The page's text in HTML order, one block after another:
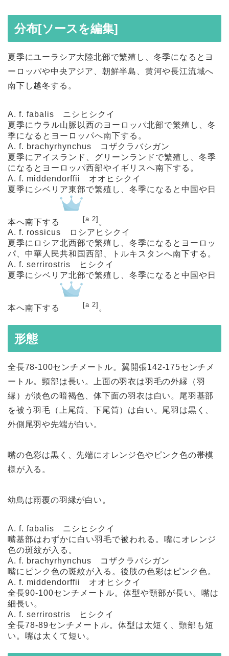
分布[ソースを編集]
夏季にユーラシア大陸北部で繁殖し、冬季になるとヨ
ーロッパや中央アジア、朝鮮半島、黄河や長江流域へ
南下し越冬する。
A. f. fabalis ニシヒシクイ
夏季にウラル山脈以西のヨーロッパ北部で繁殖し、冬
季になるとヨーロッパへ南下する。
A. f. brachyrhynchus コザクラバシガン
夏季にアイスランド、グリーンランドで繁殖し、冬季
になるとヨーロッパ西部やイギリスへ南下する。
A. f. middendorffii
オオヒシクイ
夏季にシベリア東部で繁殖し、冬季になると中国や日
本へ南下する [a 2]
A. f. rossicus ロシアヒシクイ
夏季にロシア北西部で繁殖し、冬季になるとヨーロッ
パ、中華人民共和国西部、トルキスタンへ南下する。
A. f. serrirostris ヒシクイ
夏季にシベリア北部で繁殖し、冬季になると中国や日
本へ南下する [a 2] 。
形態
全長78-100センチメートル。翼開張142-175センチメ
ートル。頸部は長い。上面の羽衣は羽毛の外縁（羽
縁）が淡色の暗褐色、体下面の羽衣は白い。尾羽基部
を被う羽毛（上尾筒、下尾筒）は白い。尾羽は黒く、
外側尾羽や先端が白い。
嘴の色彩は黒く、先端にオレンジ色やピンク色の帯模
様が入る。
幼鳥は雨覆の羽縁が白い。
A. f. fabalis ニシヒシクイ
嘴基部はわずかに白い羽毛で被われる。嘴にオレンジ
色の斑紋が入る。
A. f. brachyrhynchus コザクラバシガン
嘴にピンク色の斑紋が入る。後肢の色彩はピンク色。
A. f. middendorffii
オオヒシクイ
全長90-100センチメートル。体型や頸部が長い。嘴は
細長い。
A. f. serrirostris ヒシクイ
全長78-89センチメートル。体型は太短く、頸部も短
い。嘴は太くて短い。